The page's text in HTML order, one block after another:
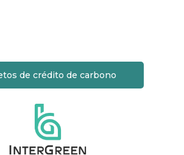
de crédito de carbono